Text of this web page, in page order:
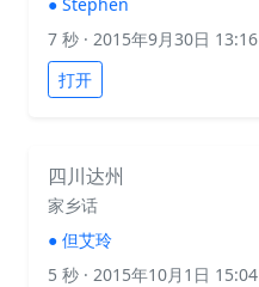
7 秒 · 2015年9月30日 13:16
打开
四川达州
家乡话
● 但艾玲
5 秒 · 2015年10月1日 15:04